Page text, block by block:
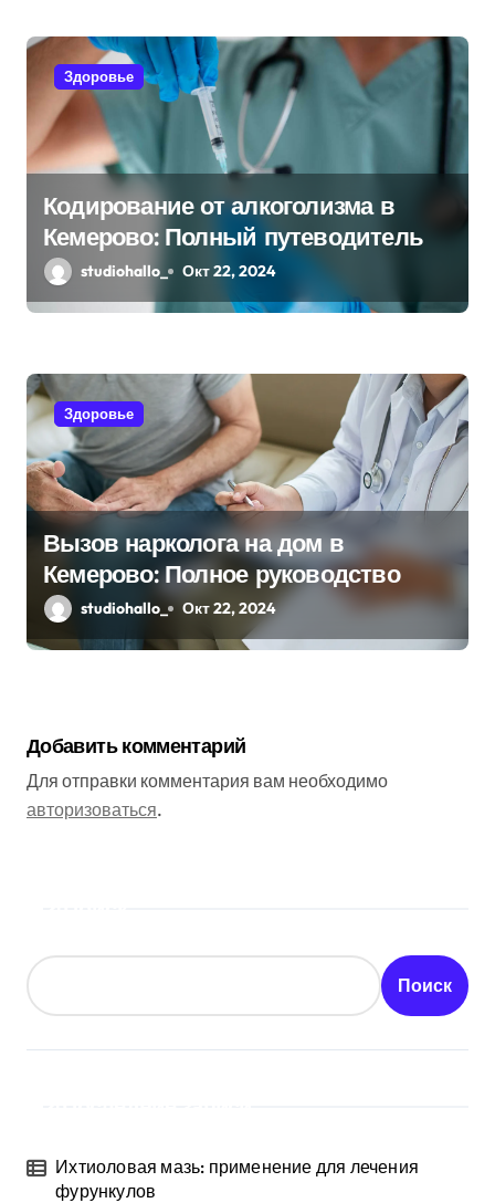
я
м
Здоровье
Кодирование от алкоголизма в
Кемерово: Полный путеводитель
studiohallo_ Окт 22, 2024
Здоровье
Вызов нарколога на дом в
Кемерово: Полное руководство
studiohallo_ Окт 22, 2024
Добавить комментарий
Для отправки комментария вам необходимо
авторизоваться.
Поиск
Ихтиоловая мазь: применение для лечения
фурункулов